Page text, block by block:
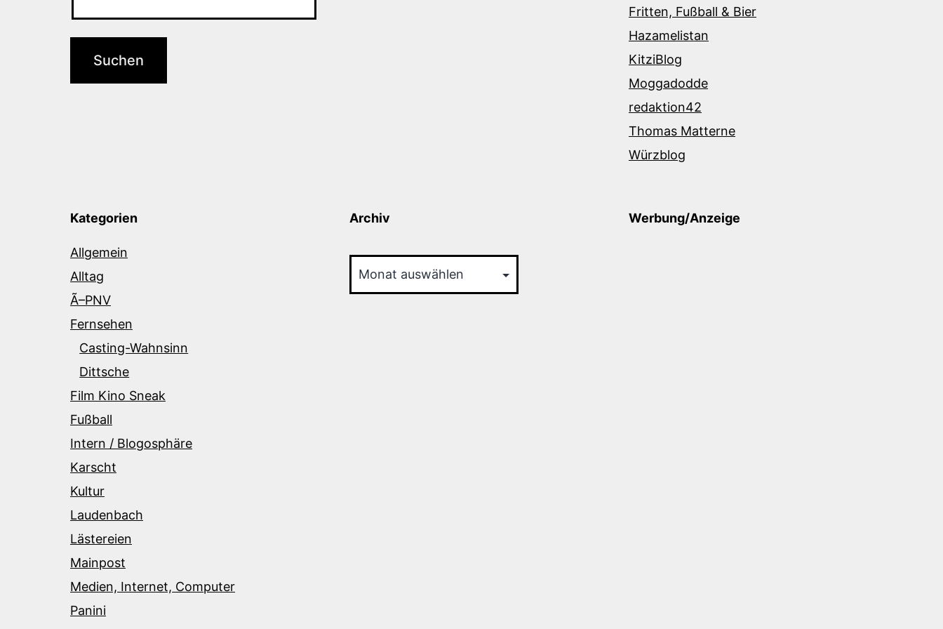
Fritten, Fußball & Bier
Hazamelistan
KitziBlog
Moggadodde
redaktion42
Thomas Matterne
Würzblog
Kategorien
Allgemein
Alltag
Ã–PNV
Fernsehen
Casting-Wahnsinn
Dittsche
Film Kino Sneak
Fußball
Intern / Blogosphäre
Karscht
Kultur
Laudenbach
Lästereien
Mainpost
Medien, Internet, Computer
Panini
Archiv Werbung/Anzeige